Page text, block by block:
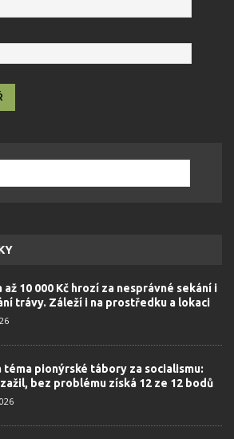
až 10 000 Kč hrozí za nesprávné sekání i
trávy. Záleží i na prostředku a lokaci
téma pionýrské tábory za socialismu:
bez problému získá 12 ze 12 bodů